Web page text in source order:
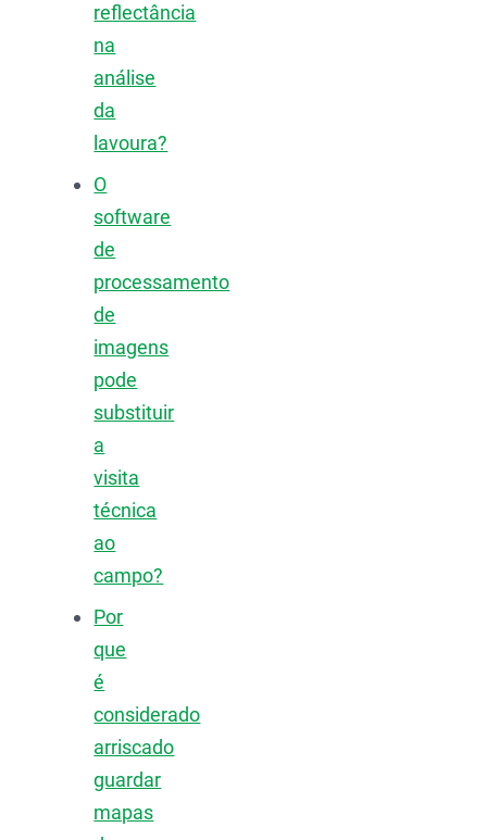
reflectância
na
análise
da
lavoura?
O
software
de
processamento
de
imagens
pode
substituir
a
visita
técnica
ao
campo?
Por
que
é
considerado
arriscado
guardar
mapas